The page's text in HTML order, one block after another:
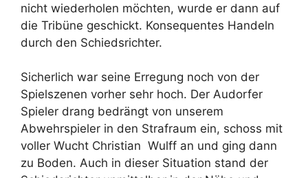
nicht wiederholen möchten, wurde er dann auf
die Tribüne geschickt. Konsequentes Handeln
durch den Schiedsrichter.
Sicherlich war seine Erregung noch von der
Spielszenen vorher sehr hoch. Der Audorfer
Spieler drang bedrängt von unserem
Abwehrspieler in den Strafraum ein, schoss mit
voller Wucht Christian Wulff an und ging dann
zu Boden. Auch in dieser Situation stand der